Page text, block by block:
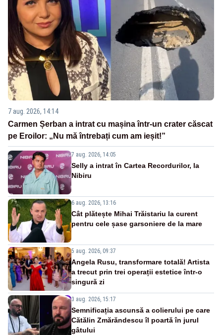
7 aug. 2026, 14:14
Carmen Șerban a intrat cu mașina într-un crater căscat
pe Eroilor: „Nu mă întrebați cum am ieșit!”
7 aug. 2026, 14:05
Selly a intrat în Cartea Recordurilor, la
Nibiru
6 aug. 2026, 13:16
Cât plătește Mihai Trăistariu la curent
pentru cele șase garsoniere de la mare
5 aug. 2026, 09:37
Angela Rusu, transformare totală! Artista
a trecut prin trei operații estetice într-o
singură zi
3 aug. 2026, 15:17
Semnificația ascunsă a colierului pe care
Cătălin Zmărăndescu îl poartă în jurul
gâtului